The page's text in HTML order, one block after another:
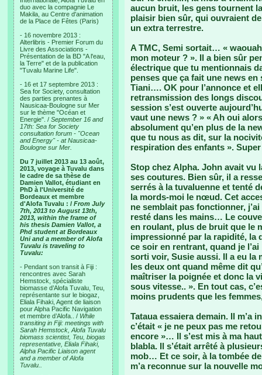
duo avec la compagnie Le
Makila, au Centre d'animation
de la Place de Fêtes (Paris)
- 16 novembre 2013 :
Alterlibris - Premier Forum du
Livre des Associations -
Présentation de la BD "A l'eau,
la Terre" et de la publication
"Tuvalu Marine Life".
- 16 et 17 septembre 2013 :
Sea for Society, consultation
des parties prenantes à
Nausicaa-Boulogne sur Mer
sur le thème "Océan et
Energie". / September 16 and
17th: Sea for Society
consultation forum - "Ocean
and Energy" - at Nausicaa-
Boulogne sur Mer.
Du 7 juillet 2013 au 13 août,
2013, voyage à Tuvalu dans
le cadre de sa thèse de
Damien Vallot, étudiant en
PhD à l'Université de
Bordeaux et membre
d'Alofa Tuvalu : / From July
7th, 2013 to August 13th,
2013, within the frame of
his thesis Damien Vallot, a
Phd student at Bordeaux
Uni and a member of Alofa
Tuvalu is traveling to
Tuvalu:
- Pendant son transit à Fiji :
rencontres avec Sarah
Hemstock, spécialiste
biomasse d’Alofa Tuvalu, Teu,
représentante sur le biogaz,
Eliala Fihaki, Agent de liaison
pour Alpha Pacific Navigation
et membre d’Alofa.. / While
transiting in Fiji: meetings with
Sarah Hemstock, Alofa Tuvalu
biomass scientist, Teu, biogas
representative, Eliala Fihaki,
Alpha Pacific Liaison agent
and a member of Alofa
Tuvalu..
aucun bruit, les gens tournent
plaisir bien sûr, qui ouvraient
un extra terrestre.
A TMC, Semi sortait… «
mon moteur ? ». Il a bien sûr
électrique que tu mentionnais
penses que ça fait une news
Tiani…. OK pour l’annonce et
retransmission des longs
session s’est ouverte
vaut une news ? » « Ah oui
absolument qu’en plus de la
que tu nous as dit, sur la
respiration des enfants ».
Stop chez Alpha. John avait vu
ses coutures. Bien sûr, il a
serrés à la tuvaluenne et tenté
la mords-moi le nœud. Cet
ne semblait pas fonctionner,
resté dans les mains… Le
en roulant, plus de bruit que le
impressionné par la rapidité,
ce soir en rentrant, quand je
sorti voir, Susie aussi. Il a eu la
les deux ont quand même dit
maîtriser la poignée et donc la
sous vitesse.. ». En tout cas,
moins prudents que les
Tataua essaiera demain. Il m’a
c’était « je ne peux pas me
encore »… Il s’est mis à ma
blabla. Il s’était arrêté à
mob… Et ce soir, à la tombée
m’a reconnue sur la nouvelle